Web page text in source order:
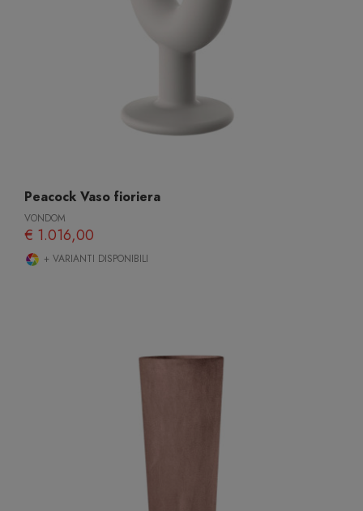
Peacock Vaso fioriera
VONDOM
€ 1.016,00
+ VARIANTI DISPONIBILI